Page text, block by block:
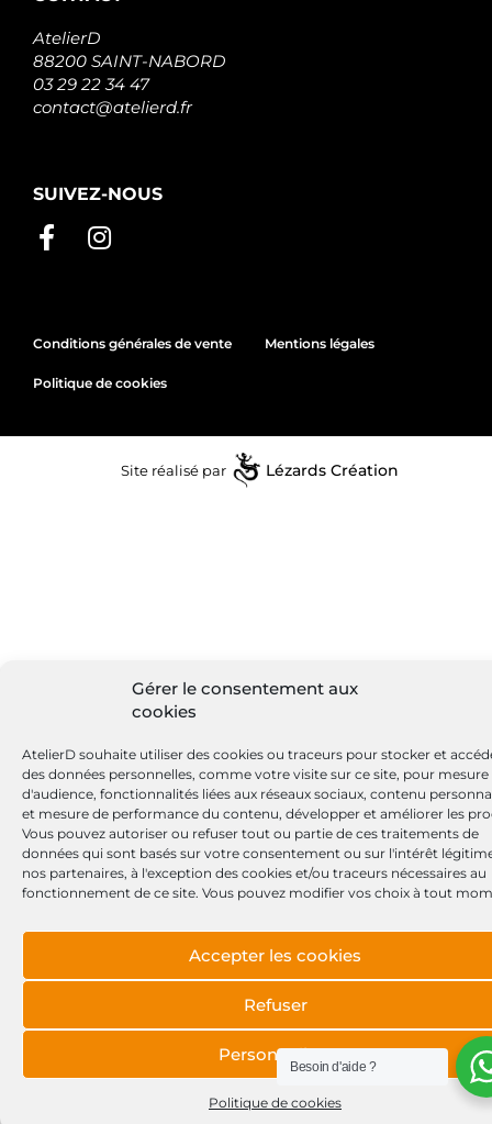
Gérer le consentement aux
cookies
AtelierD souhaite utiliser des cookies ou traceurs pour stocker et
des données personnelles, comme votre visite sur ce site, pour mesure
d'audience, fonctionnalités liées aux réseaux sociaux, contenu
et mesure de performance du contenu, développer et améliorer les
Vous pouvez autoriser ou refuser tout ou partie de ces traitements de
données qui sont basés sur votre consentement ou sur l'intérêt
nos partenaires, à l'exception des cookies et/ou traceurs nécessaires au
fonctionnement de ce site. Vous pouvez modifier vos choix à tout
Accepter les cookies
Refuser
Personnaliser
Politique de cookies
AtelierD
88200 SAINT-NABORD
03 29 22 34 47
contact@atelierd.fr
SUIVEZ-NOUS
Conditions générales de vente Mentions légales
Politique de cookies
Site réalisé par Lézards Création
Besoin d'aide ?